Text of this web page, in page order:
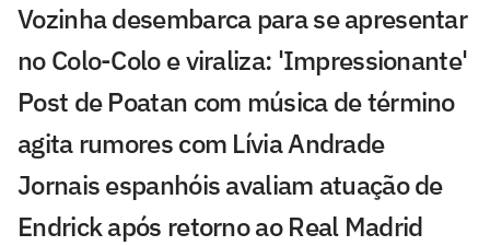
Vozinha desembarca para se apresentar
no Colo-Colo e viraliza: 'Impressionante'
Post de Poatan com música de término
agita rumores com Lívia Andrade
Jornais espanhóis avaliam atuação de
Endrick após retorno ao Real Madrid